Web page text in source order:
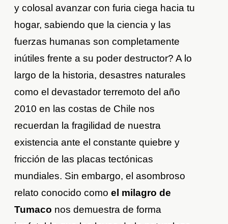
y colosal avanzar con furia ciega hacia tu
hogar, sabiendo que la ciencia y las
fuerzas humanas son completamente
inútiles frente a su poder destructor? A lo
largo de la historia, desastres naturales
como el devastador terremoto del año
2010 en las costas de Chile nos
recuerdan la fragilidad de nuestra
existencia ante el constante quiebre y
fricción de las placas tectónicas
mundiales. Sin embargo, el asombroso
relato conocido comoel milagro de
Tumaco nos demuestra de forma